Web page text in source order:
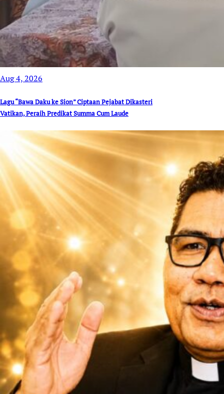
Aug 4, 2026
Lagu “Bawa Daku ke Sion” Ciptaan Pejabat Dikasteri
Vatikan, Peraih Predikat Summa Cum Laude